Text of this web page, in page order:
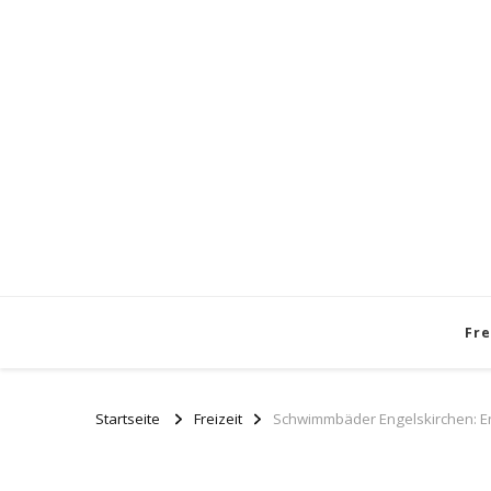
Startseite Freizeit Schwimmbäder Engelskirchen: